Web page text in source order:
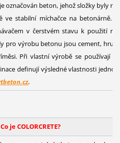
je označován beton, jehož složky byly
ve stabilní míchačce na betonárně.
v čerstvém stavu k použití na
pro výrobu betonu jsou cement,
Při vlastní výrobě se používají
definují výsledné vlastnosti
.
Co je COLORCRETE?